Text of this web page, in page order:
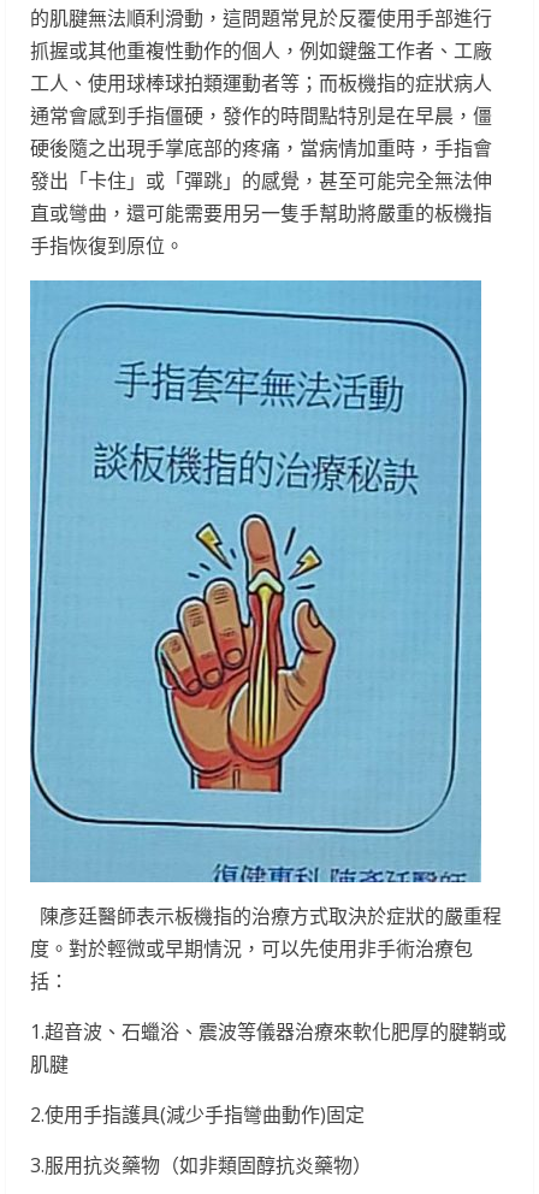
的肌腱無法順利滑動，這問題常見於反覆使用手部進行
抓握或其他重複性動作的個人，例如鍵盤工作者、工廠
工人、使用球棒球拍類運動者等；而板機指的症狀病人
通常會感到手指僵硬，發作的時間點特別是在早晨，僵
硬後隨之出現手掌底部的疼痛，當病情加重時，手指會
發出「卡住」或「彈跳」的感覺，甚至可能完全無法伸
直或彎曲，還可能需要用另一隻手幫助將嚴重的板機指
手指恢復到原位。
陳彥廷醫師表示板機指的治療方式取決於症狀的嚴重程
度。對於輕微或早期情況，可以先使用非手術治療包
括：
1.超音波、石蠟浴、震波等儀器治療來軟化肥厚的腱鞘或
肌腱
2.使用手指護具(減少手指彎曲動作)固定
3.服用抗炎藥物（如非類固醇抗炎藥物）